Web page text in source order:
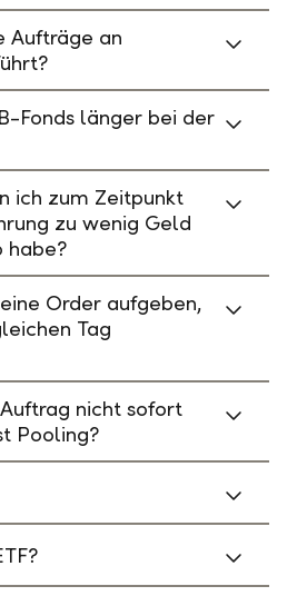
Aufträge an
Fonds länger bei der
ich zum Zeitpunkt
zu wenig Geld
habe?
Order aufgeben,
Tag
nicht sofort
Pooling?